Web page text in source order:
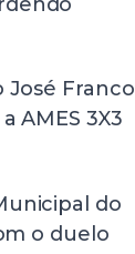
José Franco
AMES 3X3
do
o duelo